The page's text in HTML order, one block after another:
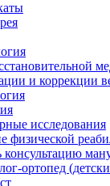
и коррекции
исследования
физической
ортопед